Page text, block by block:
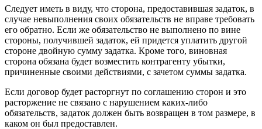
Следует иметь в виду, что сторона, предоставившая задаток, в
случае невыполнения своих обязательств не вправе требовать
его обратно. Если же обязательство не выполнено по вине
стороны, получившей задаток, ей придется уплатить другой
стороне двойную сумму задатка. Кроме того, виновная
сторона обязана будет возместить контрагенту убытки,
причиненные своими действиями, с зачетом суммы задатка.
Если договор будет расторгнут по соглашению сторон и это
расторжение не связано с нарушением каких-либо
обязательств, задаток должен быть возвращен в том размере, в
каком он был предоставлен.